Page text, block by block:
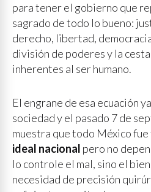
para tener el gobierno que
sagrado de todo lo bueno:
derecho, libertad,
división de poderes y la
inherentes al ser humano.
El engrane de esa ecuación
sociedad y el pasado 7 de
muestra que todo México
ideal nacional pero no
lo controle el mal, sino el
necesidad de precisión